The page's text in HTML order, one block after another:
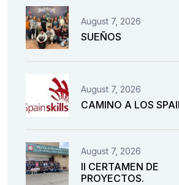
August 7, 2026
SUEÑOS
August 7, 2026
CAMINO A LOS
August 7, 2026
II CERTAMEN DE
PROYECTOS.